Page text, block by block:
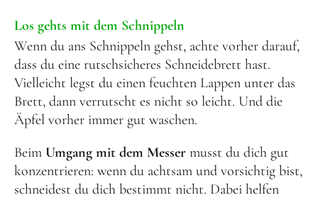
Los gehts mit dem Schnippeln
Wenn du ans Schnippeln gehst, achte vorher darauf,
dass du eine rutschsicheres Schneidebrett hast.
Vielleicht legst du einen feuchten Lappen unter das
Brett, dann verrutscht es nicht so leicht. Und die
Äpfel vorher immer gut waschen.
Beim Umgang mit dem Messer musst du dich gut
konzentrieren: wenn du achtsam und vorsichtig bist,
schneidest du dich bestimmt nicht. Dabei helfen